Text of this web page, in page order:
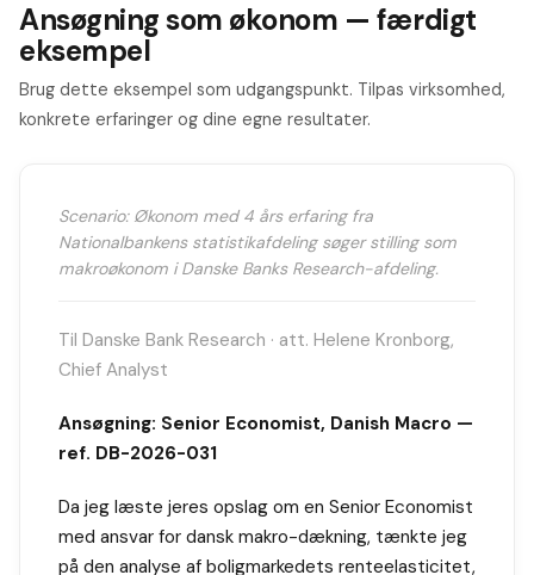
Ansøgning som økonom — færdigt
eksempel
Brug dette eksempel som udgangspunkt. Tilpas virksomhed,
konkrete erfaringer og dine egne resultater.
Scenario: Økonom med 4 års erfaring fra
Nationalbankens statistikafdeling søger stilling som
makroøkonom i Danske Banks Research-afdeling.
Til Danske Bank Research · att. Helene Kronborg,
Chief Analyst
Ansøgning: Senior Economist, Danish Macro —
ref. DB-2026-031
Da jeg læste jeres opslag om en Senior Economist
med ansvar for dansk makro-dækning, tænkte jeg
på den analyse af boligmarkedets renteelasticitet,